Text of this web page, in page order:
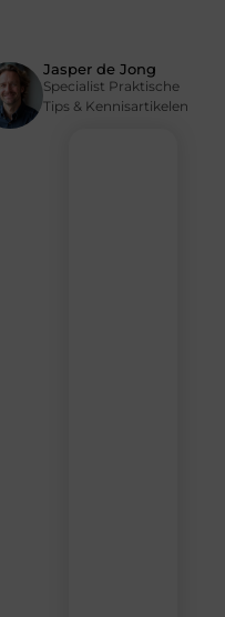
Jasper de Jong
Specialist Praktische
Tips & Kennisartikelen